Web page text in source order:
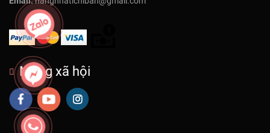
Mạng xã hội